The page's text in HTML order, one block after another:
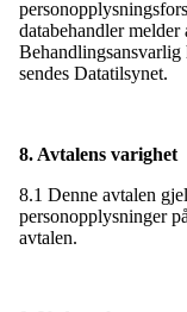
databehandler
sendes Datatilsynet.
8. Avtalens varighet
8.1 Denne avtalen
personopplysninger
avtalen.